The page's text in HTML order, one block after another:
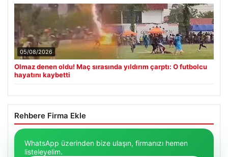
05/08/2026
Olmaz denen oldu! Maç sırasında yıldırım çarptı: O futbolcu
hayatını kaybetti
Rehbere Firma Ekle
WhatsApp üzerinden bize ulaşın, firmanızı hemen
listeleyelim.